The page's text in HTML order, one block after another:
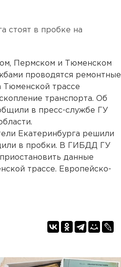
стоят в пробке на
Пермском и Тюменском
проводятся ремонтные
Тюменской трассе
транспорта. Об
в пресс-службе ГУ
Екатеринбурга решили
в пробки. В ГИБДД ГУ
данные
трассе. Европейско-